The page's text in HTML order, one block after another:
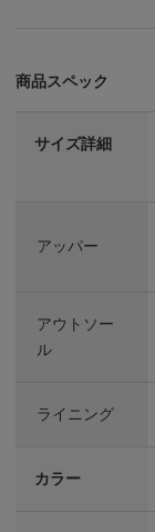
商品スペック
サイズ詳細
アッパー
アウトソー
ル
ライニング
カラー